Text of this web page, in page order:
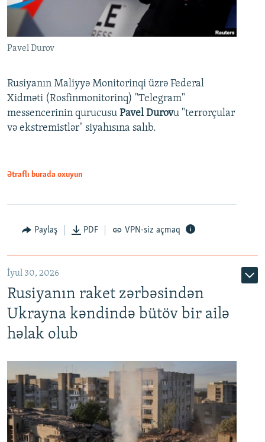
Pavel Durov
Rusiyanın Maliyyə Monitorinqi üzrə Federal
Xidməti (Rosfinmonitorinq) "Telegram"
messencerinin qurucusu Pavel Durovu "terrorçular
və ekstremistlər" siyahısına salıb.
Ətraflı burada oxuyun
Paylaş PDF VPN-siz açmaq
İyul 30, 2026
Rusiyanın raket zərbəsindən
Ukrayna kəndində bütöv bir ailə
həlak olub